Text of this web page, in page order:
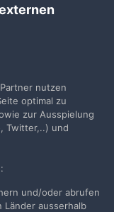
Dich hier an.
nutzen
optimal zu
zur Ausspielung
Twitter,..) und
und/oder abrufen
Länder ausserhalb